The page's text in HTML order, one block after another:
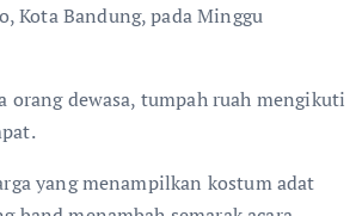
Kota Bandung, pada Minggu
orang dewasa, tumpah ruah mengikuti
yang menampilkan kostum adat